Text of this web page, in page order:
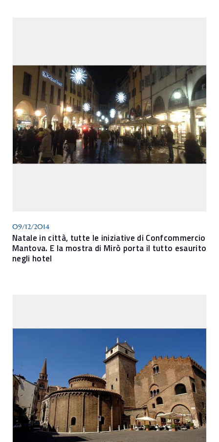
09/12/2014
Natale in città, tutte le iniziative di Confcommercio
Mantova. E la mostra di Mirò porta il tutto esaurito
negli hotel